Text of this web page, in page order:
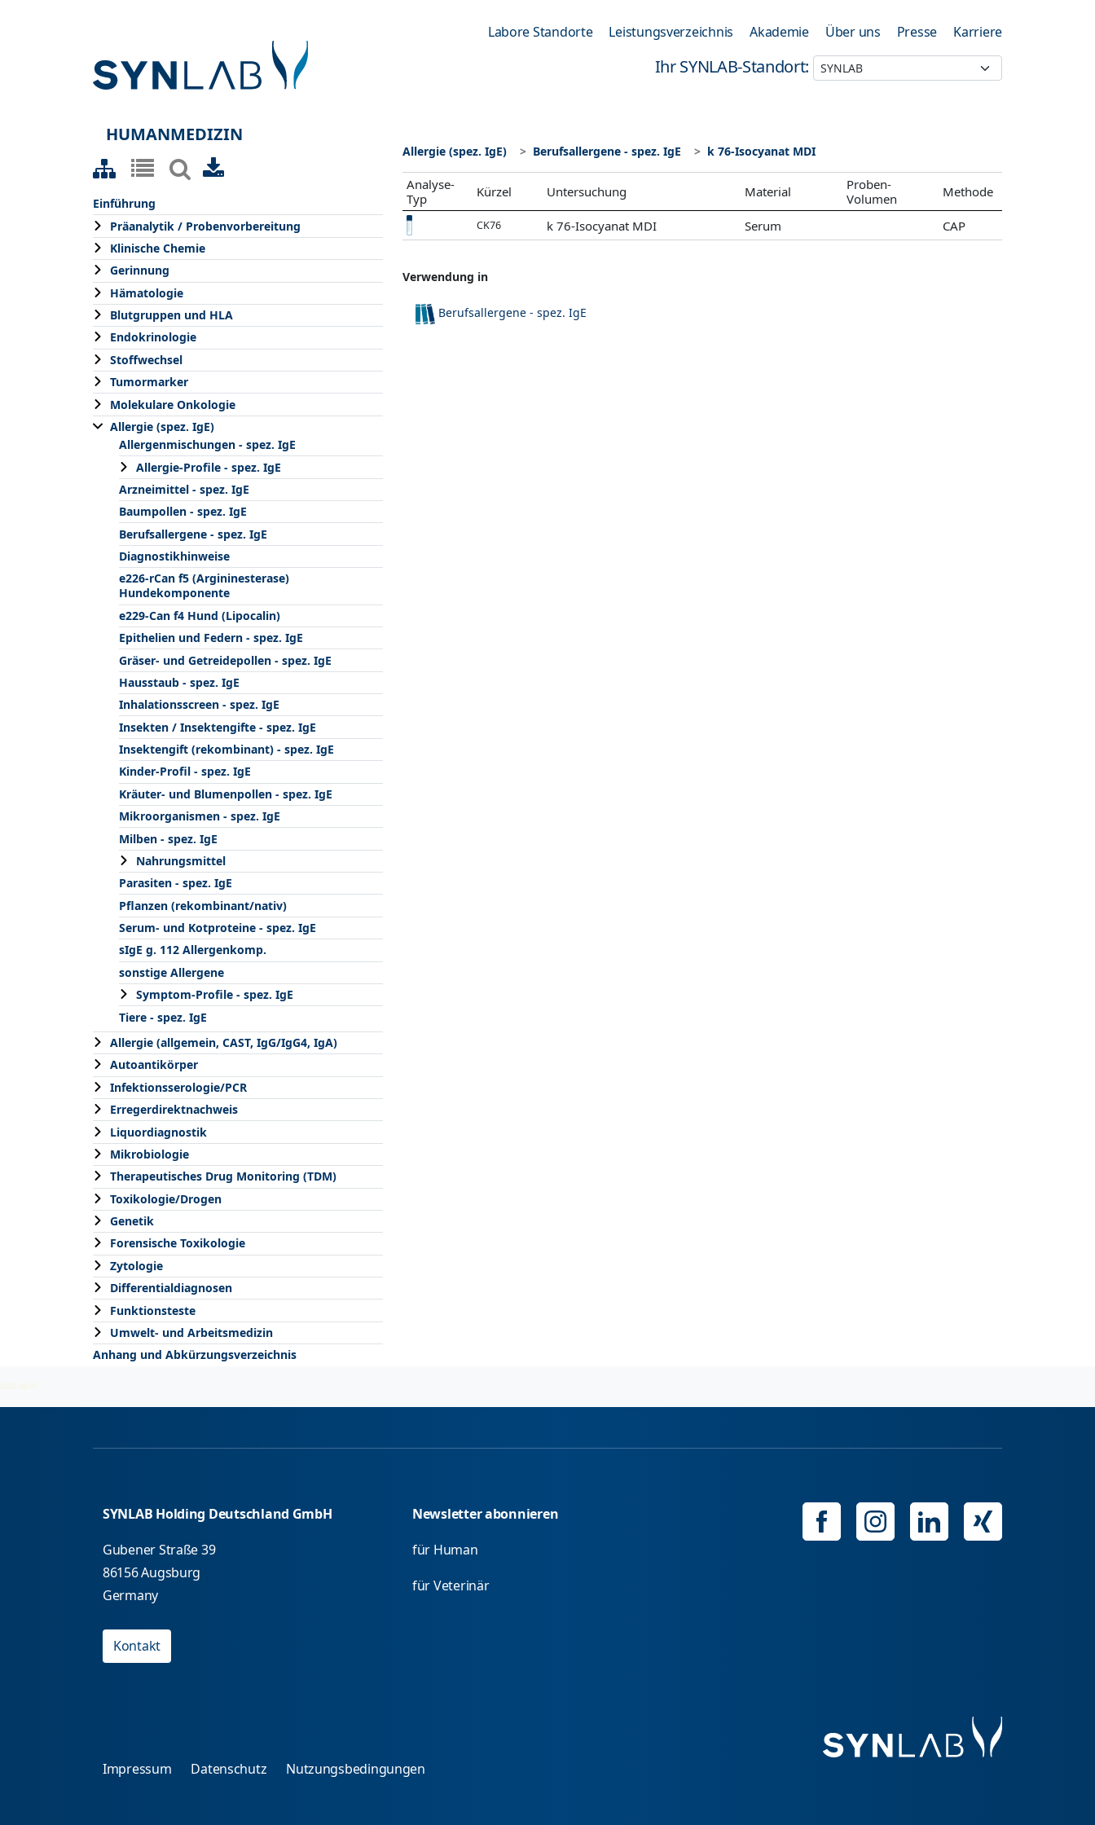
Labore Standorte Leistungsverzeichnis Akademie Über uns Presse Karriere
Ihr SYNLAB-Standort:
HUMANMEDIZIN
Einführung
Präanalytik / Probenvorbereitung
Klinische Chemie
Gerinnung
Hämatologie
Blutgruppen und HLA
Endokrinologie
Stoffwechsel
Tumormarker
Molekulare Onkologie
Allergie (spez. IgE)
Allergenmischungen - spez. IgE
Allergie-Profile - spez. IgE
Arzneimittel - spez. IgE
Baumpollen - spez. IgE
Berufsallergene - spez. IgE
Diagnostikhinweise
e226-rCan f5 (Argininesterase)
Hundekomponente
e229-Can f4 Hund (Lipocalin)
Epithelien und Federn - spez. IgE
Gräser- und Getreidepollen - spez. IgE
Hausstaub - spez. IgE
Inhalationsscreen - spez. IgE
Insekten / Insektengifte - spez. IgE
Insektengift (rekombinant) - spez. IgE
Kinder-Profil - spez. IgE
Kräuter- und Blumenpollen - spez. IgE
Mikroorganismen - spez. IgE
Milben - spez. IgE
Nahrungsmittel
Parasiten - spez. IgE
Pflanzen (rekombinant/nativ)
Serum- und Kotproteine - spez. IgE
sIgE g. 112 Allergenkomp.
sonstige Allergene
Symptom-Profile - spez. IgE
Tiere - spez. IgE
Allergie (allgemein, CAST, IgG/IgG4, IgA)
Autoantikörper
Infektionsserologie/PCR
Erregerdirektnachweis
Liquordiagnostik
Mikrobiologie
Therapeutisches Drug Monitoring (TDM)
Toxikologie/Drogen
Genetik
Forensische Toxikologie
Zytologie
Differentialdiagnosen
Funktionsteste
Umwelt- und Arbeitsmedizin
Anhang und Abkürzungsverzeichnis
Allergie (spez. IgE) Berufsallergene - spez. IgE k 76-Isocyanat MDI
Analyse-
Typ
Kürzel Untersuchung Material
Proben-
Volumen
Methode
CK76 k 76-Isocyanat MDI Serum CAP
Verwendung in
Berufsallergene - spez. IgE
2026-08-07
SYNLAB Holding Deutschland GmbH
Gubener Straße 39
86156 Augsburg
Germany
Kontakt
Newsletter abonnieren
für Human
für Veterinär
Impressum Datenschutz Nutzungsbedingungen